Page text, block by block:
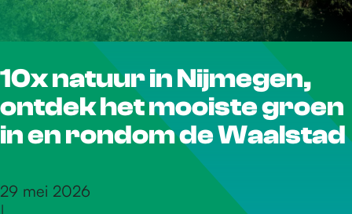
r
d
e
10x natuur in Nijmegen,
ontdek het mooiste groen
in en rondom de Waalstad
29 mei 2026